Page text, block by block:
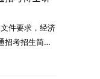
策及安排说明
精神与科研能
高水平科学研
二、招生安排
件要求，经济
招考招生简
面实行“申